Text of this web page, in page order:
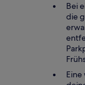
Bei
die